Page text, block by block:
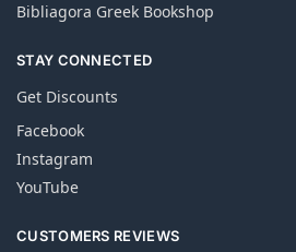
Bibliagora Greek Bookshop
STAY CONNECTED
Get Discounts
Facebook
Instagram
YouTube
CUSTOMERS REVIEWS